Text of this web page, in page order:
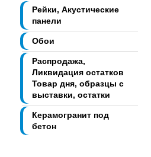
Рейки, Акустические
панели
Обои
Распродажа,
Ликвидация остатков
Товар дня, образцы с
выставки, остатки
Керамогранит под
бетон